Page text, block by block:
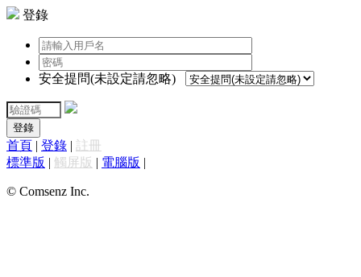
登錄
安全提問(未設定請忽略)
登錄
首頁 | 登錄 | 註冊
標準版 | 觸屏版 | 電腦版 |
© Comsenz Inc.